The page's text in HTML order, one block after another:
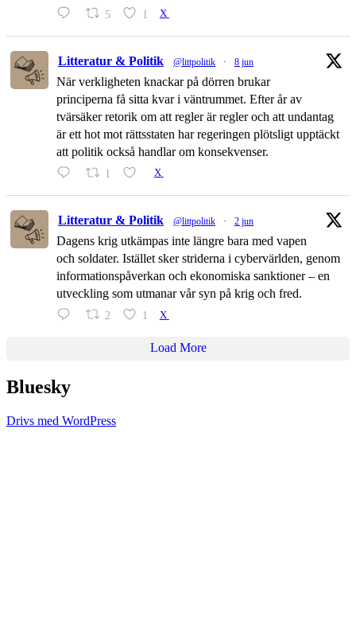
5 1 X
Litteratur & Politik @littpolitik · 8 jun
När verkligheten knackar på dörren brukar
principerna få sitta kvar i väntrummet. Efter år av
tvärsäker retorik om att regler är regler och att undantag
är ett hot mot rättsstaten har regeringen plötsligt upptäckt
att politik också handlar om konsekvenser.
1 X
Litteratur & Politik @littpolitik · 2 jun
Dagens krig utkämpas inte längre bara med vapen
och soldater. Istället sker striderna i cybervärlden, genom
informationspåverkan och ekonomiska sanktioner – en
utveckling som utmanar vår syn på krig och fred.
2 1 X
Load More
Bluesky
Drivs med WordPress